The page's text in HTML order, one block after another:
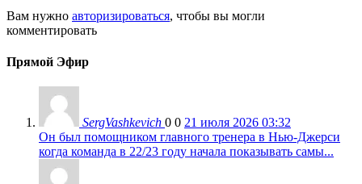
Вам нужно авторизироваться, чтобы вы могли
комментировать
Прямой Эфир
SergVashkevich 0 0 21 июля 2026 03:32
Он был помощником главного тренера в Нью-Джерси
когда команда в 22/23 году начала показывать самы...